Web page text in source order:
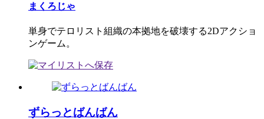
まくろじゃ
単身でテロリスト組織の本拠地を破壊する2Dアクショ
ンゲーム。
ずらっとばんばん